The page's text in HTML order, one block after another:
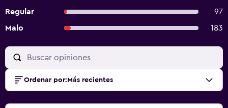
Regular
97
Malo
183
Ordenar por: Más recientes